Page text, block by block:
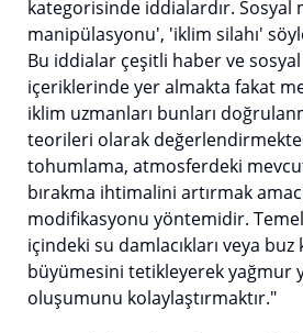
kategorisinde iddialardır. Sosyal
manipülasyonu', 'iklim silahı'
Bu iddialar çeşitli haber ve
içeriklerinde yer almakta fakat
iklim uzmanları bunları
teorileri olarak
tohumlama, atmosferdeki
bırakma ihtimalini artırmak
modifikasyonu yöntemidir.
içindeki su damlacıkları veya
büyümesini tetikleyerek yağmur
oluşumunu kolaylaştırmaktır."